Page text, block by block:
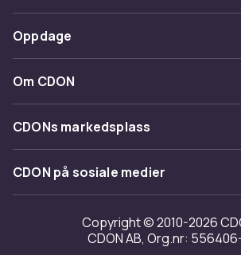
Spor pakke
Angre & returner her
Kontakt oss
Betaling
Levering
Tilbakekallinger
Oppdage
Kategorier
Varemerker
Om CDON
Om oss
Kundeanmeldelser
Jobbe på CDON
Investor relations
Tilgjengelighet
CDONs markedsplass
Merchant Help Center
CDON på sosiale medier
Copyright © 2010-2026
CDON AB, Org.nr: